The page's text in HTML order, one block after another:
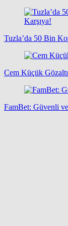
Tuzla’da 50 Bin
Cem Küçük
FamBet: Güvenli